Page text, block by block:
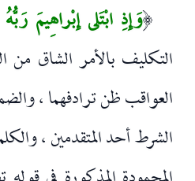
(وَإِذِ ابْتَلى إِبْراهِيمَ
التكليف بالأمر الشاق من
العواقب ظن ترادفهما ،
الشرط أحد المتقدمين ،